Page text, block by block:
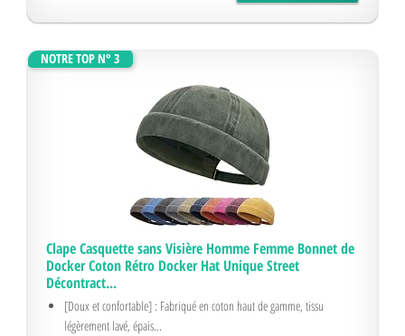
NOTRE TOP N° 3
Clape Casquette sans Visière Homme Femme Bonnet de
Docker Coton Rétro Docker Hat Unique Street
Décontract...
[Doux et confortable] : Fabriqué en coton haut de gamme, tissu
légèrement lavé, épais...